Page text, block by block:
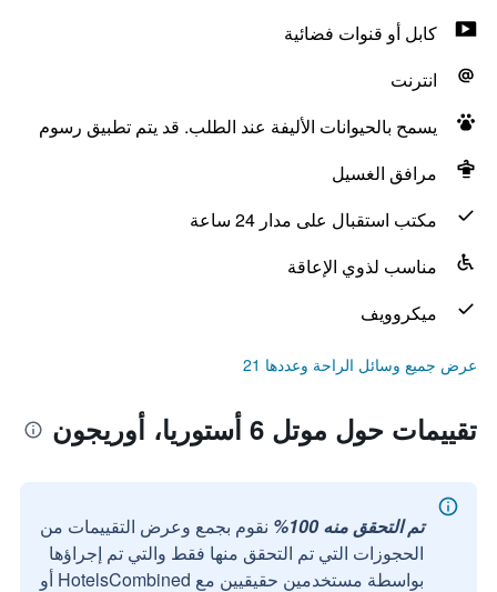
كابل أو قنوات فضائية
انترنت
يسمح بالحيوانات الأليفة عند الطلب. قد يتم تطبيق رسوم
مرافق الغسيل
مكتب استقبال على مدار 24 ساعة
مناسب لذوي الإعاقة
ميكروويف
عرض جميع وسائل الراحة وعددها 21
تقييمات حول موتل 6 أستوريا، أوريجون
تم التحقق منه 100%
نقوم بجمع وعرض التقييمات من
الحجوزات التي تم التحقق منها فقط والتي تم إجراؤها
بواسطة مستخدمين حقيقيين مع HotelsCombined أو